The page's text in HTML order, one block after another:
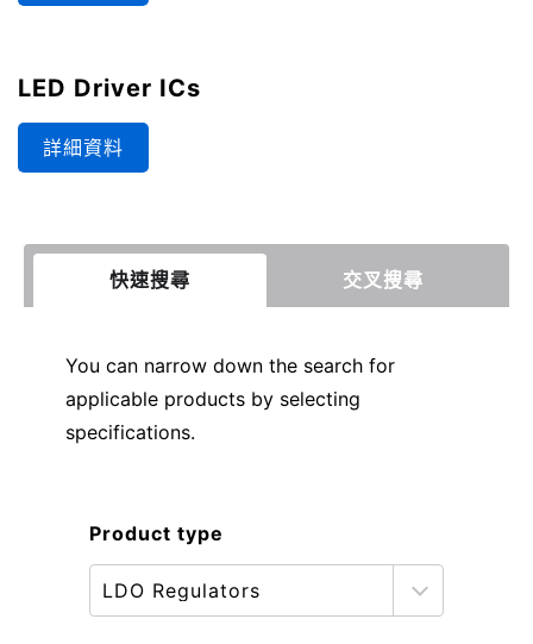
LED Driver ICs
詳細資料
快速搜尋 交叉搜尋
You can narrow down the search for
applicable products by selecting
specifications.
Product type